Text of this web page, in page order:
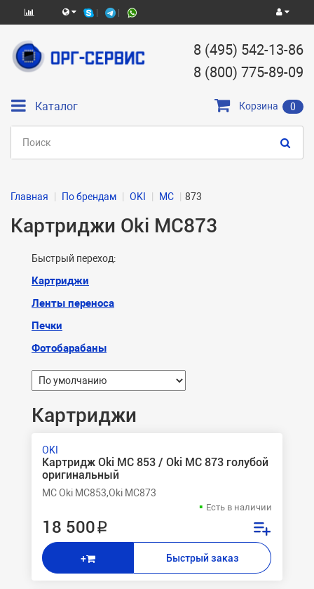
8 (495) 542-13-86
8 (800) 775-89-09
Каталог Корзина 0
Главная По брендам OKI MC 873
Картриджи Oki MC873
Быстрый переход:
Картриджи
Ленты переноса
Печки
Фотобарабаны
Картриджи
OKI
Картридж Oki MC 853 / Oki MC 873 голубой
оригинальный
MC Oki MC853,Oki MC873
Есть в наличии
18 500 ₽
+ Быстрый заказ